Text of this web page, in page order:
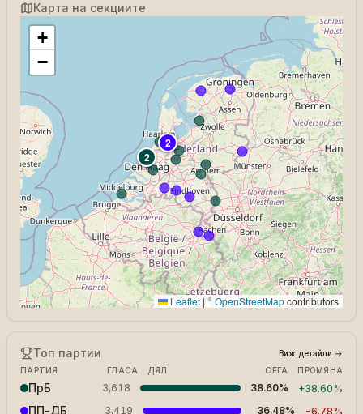
Карта на секциите
2
2
+
−
Leaflet | ©OpenStreetMapcontributors
Топ партии Виж детайли →
ПАРТИЯ
ГЛАСА ДЯЛ СЕГА ПРОМЯНА
ПрБ 3,618 38.60% +38.60%
ПП-ДБ 3,419 36.48% -6.78%